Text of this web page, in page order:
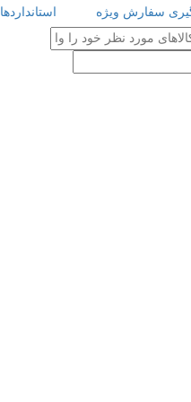
سفارش ویژه استانداردها